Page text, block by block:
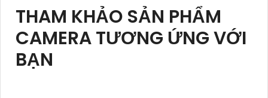
THAM KHẢO SẢN PHẨM
CAMERA TƯƠNG ỨNG VỚI
BẠN